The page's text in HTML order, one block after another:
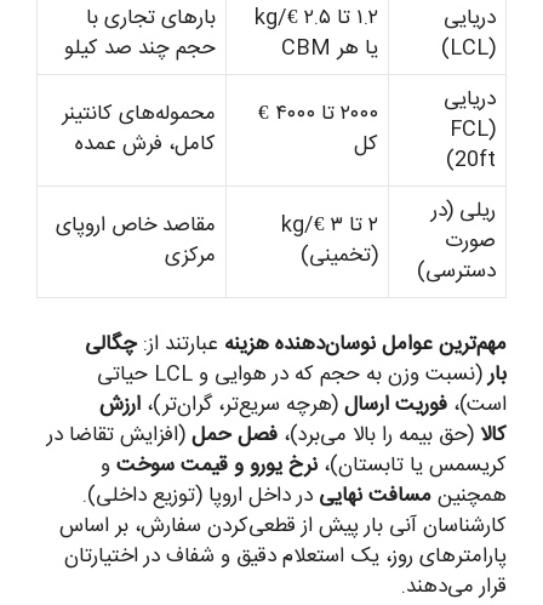
دریایی
(LCL)
۱.۲ تا ۲.۵ €/kg
یا هر CBM
بارهای تجاری با
حجم چند صد کیلو
دریایی
(FCL
20ft)
۲۰۰۰ تا ۴۰۰۰ €
کل
محموله‌های کانتینر
کامل، فرش عمده
ریلی (در
صورت
دسترسی)
۲ تا ۳ €/kg
(تخمینی)
مقاصد خاص اروپای
مرکزی
مهم‌ترین عوامل نوسان‌دهنده هزینه عبارتند از:چگالی
بار
(نسبت وزن به حجم که در هوایی و LCL حیاتی
است)، فوریت ارسال(هرچه سریع‌تر، گران‌تر)، ارزش
کالا(حق بیمه را بالا می‌برد)، فصل حمل(افزایش تقاضا در
کریسمس یا تابستان)، نرخ یورو و قیمت سوختو
همچنینمسافت نهایی در داخل اروپا (توزیع داخلی).
کارشناسان آنی بار پیش از قطعی‌کردن سفارش، بر اساس
پارامترهای روز، یک استعلام دقیق و شفاف در اختیارتان
قرار می‌دهند.